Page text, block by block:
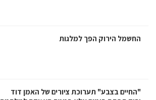
החשמל הירוק הפך למלגות
"החיים בצבע" תערוכת ציורים של האמן דוד